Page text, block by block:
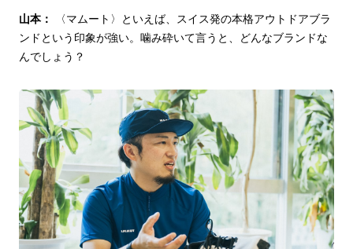
山本：
〈マムート〉といえば、スイス発の本格アウトドアブラ
ンドという印象が強い。噛み砕いて言うと、どんなブランドな
んでしょう？